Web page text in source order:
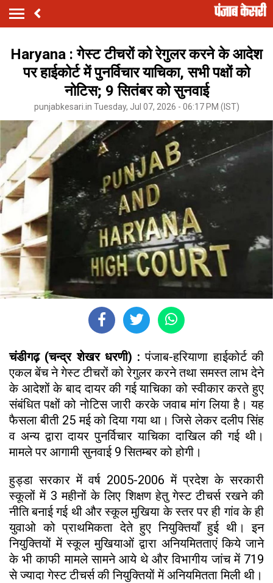
Haryana : गेस्ट टीचरों को रेगुलर करने के आदेश
पर हाईकोर्ट में पुनर्विचार याचिका, सभी पक्षों को
नोटिस; 9 सितंबर को सुनवाई
punjabkesari.in Tuesday, Jul 07, 2026 - 06:17 PM (IST)
चंडीगढ़ (चन्द्र शेखर धरणी) : पंजाब-हरियाणा हाईकोर्ट की
एकल बेंच ने गेस्ट टीचरों को रेगुलर करने तथा समस्त लाभ देने
के आदेशों के बाद दायर की गई याचिका को स्वीकार करते हुए
संबंधित पक्षों को नोटिस जारी करके जवाब मांग लिया है। यह
फैसला बीती 25 मई को दिया गया था। जिसे लेकर दलीप सिंह
व अन्य द्वारा दायर पुनर्विचार याचिका दाखिल की गई थी।
मामले पर आगामी सुनवाई 9 सितम्बर को होगी।
हुड्डा सरकार में वर्ष 2005-2006 में प्रदेश के सरकारी
स्कूलों में 3 महीनों के लिए शिक्षण हेतु गेस्ट टीचर्स रखने की
नीति बनाई गई थी और स्कूल मुखिया के स्तर पर ही गांव के ही
युवाओ को प्राथमिकता देते हुए नियुक्तियाँ हुई थी। इन
नियुक्तियों में स्कूल मुखियाओं द्वारा अनियमितताएं किये जाने
के भी काफी मामले सामने आये थे और विभागीय जांच में 719
से ज्यादा गेस्ट टीचर्स की नियुक्तियों में अनियमितता मिली थी।